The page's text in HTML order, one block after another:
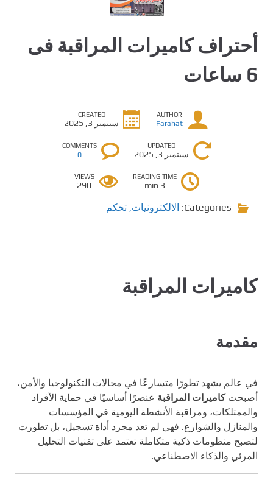
أحتراف كاميرات المراقبة فى
6 ساعات
AUTHOR
Farahat
CREATED
سبتمبر 3, 2025
UPDATED
سبتمبر 3, 2025
COMMENTS
0
READING TIME
3 min
VIEWS
290
Categories: الالكترونيات, تحكم
كاميرات المراقبة
مقدمة
في عالم يشهد تطورًا متسارعًا في مجالات التكنولوجيا والأمن،
أصبحتكاميرات المراقبة عنصرًا أساسيًا في حماية الأفراد
والممتلكات، ومراقبة الأنشطة اليومية في المؤسسات
والمنازل والشوارع. فهي لم تعد مجرد أداة تسجيل، بل تطورت
لتصبح منظومات ذكية متكاملة تعتمد على تقنيات التحليل
المرئي والذكاء الاصطناعي.